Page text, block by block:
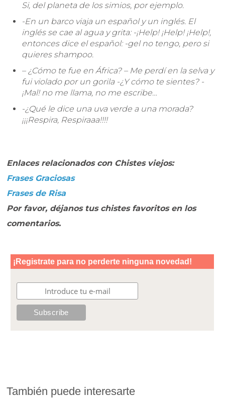
Si, del planeta de los simios, por ejemplo.
-En un barco viaja un español y un inglés. El
inglés se cae al agua y grita: -¡Help! ¡Help! ¡Help!,
entonces dice el español: -gel no tengo, pero si
quieres shampoo.
– ¿Cómo te fue en África? – Me perdí en la selva y
fui violado por un gorila -¿Y cómo te sientes? -
¡Mal! no me llama, no me escribe…
-¿Qué le dice una uva verde a una morada?
¡¡¡Respira, Respiraaa!!!!
Enlaces relacionados con Chistes viejos:
Frases Graciosas
Frases de Risa
Por favor, déjanos tus chistes favoritos en los
comentarios.
También puede interesarte